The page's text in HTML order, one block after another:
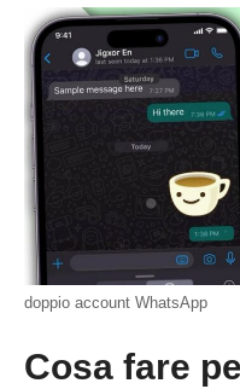
doppio account WhatsApp
Cosa fare